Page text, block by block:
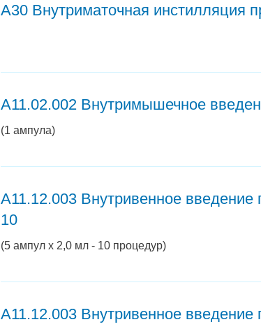
А30 Внутриматочная инстилляция
A11.02.002 Внутримышечное
(1 ампула)
A11.12.003 Внутривенное
10
(5 ампул х 2,0 мл - 10 процедур)
A11.12.003 Внутривенное